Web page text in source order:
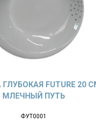
FUTURE 20
МЛЕЧНЫЙ ПУТЬ
ФУТ0001